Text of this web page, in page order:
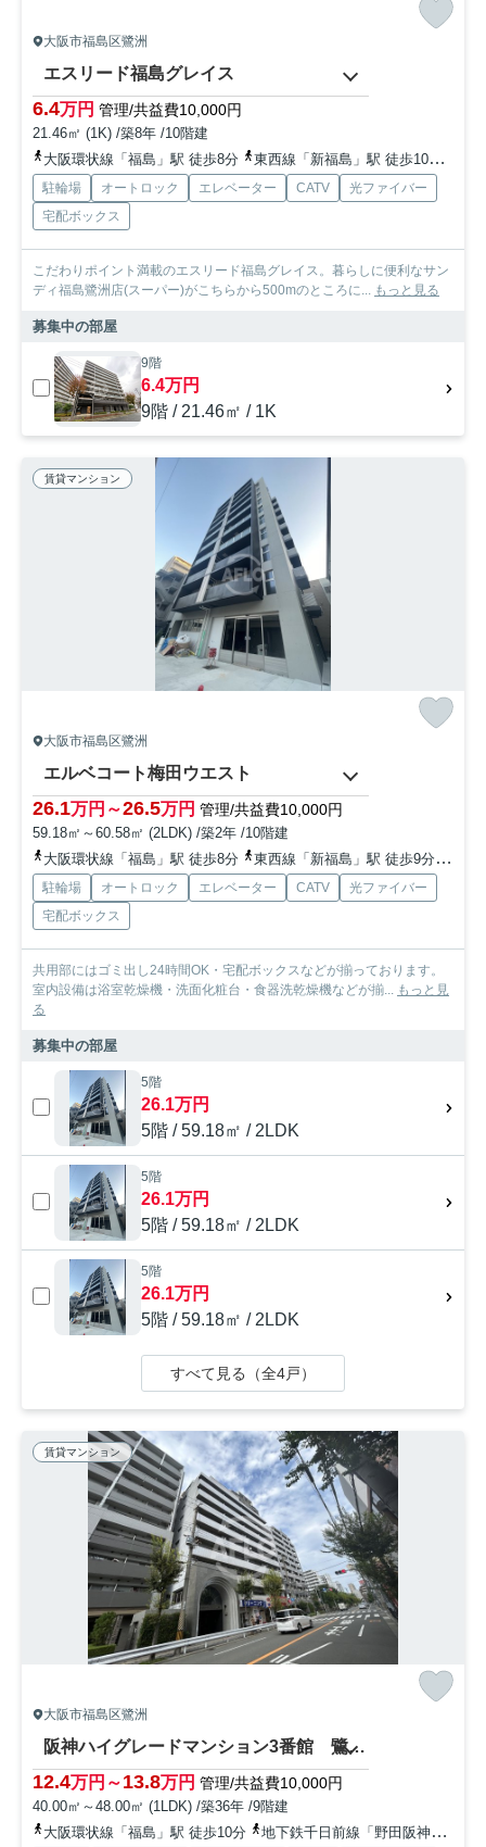
大阪市福島区鷺洲
エスリード福島グレイス
6.4万円 管理/共益費10,000円
21.46㎡ (1K) /築8年 /10階建
大阪環状線「福島」駅 徒歩8分
東西線「新福島」駅 徒歩10分
駐輪場 オートロック エレベーター CATV
光ファイバー
宅配ボックス
こだわりポイント満載のエスリード福島グレイス。暮らしに便利なサン
ディ福島鷺洲店(スーパー)がこちらから500mのところに... もっと見る
募集中の部屋
9階
6.4万円
9階 / 21.46㎡ / 1K
賃貸マンション
大阪市福島区鷺洲
エルベコート梅田ウエスト
26.1万円～26.5万円 管理/共益費10,000円
59.18㎡～60.58㎡ (2LDK) /築2年 /10階建
大阪環状線「福島」駅 徒歩8分
東西線「新福島」駅 徒歩9分
駐輪場 オートロック エレベーター CATV
光ファイバー
宅配ボックス
共用部にはゴミ出し24時間OK・宅配ボックスなどが揃っております。
室内設備は浴室乾燥機・洗面化粧台・食器洗乾燥機などが揃... もっと見
る
募集中の部屋
5階
26.1万円
5階 / 59.18㎡ / 2LDK
5階
26.1万円
5階 / 59.18㎡ / 2LDK
5階
26.1万円
5階 / 59.18㎡ / 2LDK
すべて見る（全4戸）
賃貸マンション
大阪市福島区鷺洲
阪神ハイグレードマンション3番館 鷺洲小学校区
12.4万円～13.8万円 管理/共益費10,000円
40.00㎡～48.00㎡ (1LDK) /築36年 /9階建
大阪環状線「福島」駅 徒歩10分
地下鉄千日前線「野田阪神」駅 徒歩5分